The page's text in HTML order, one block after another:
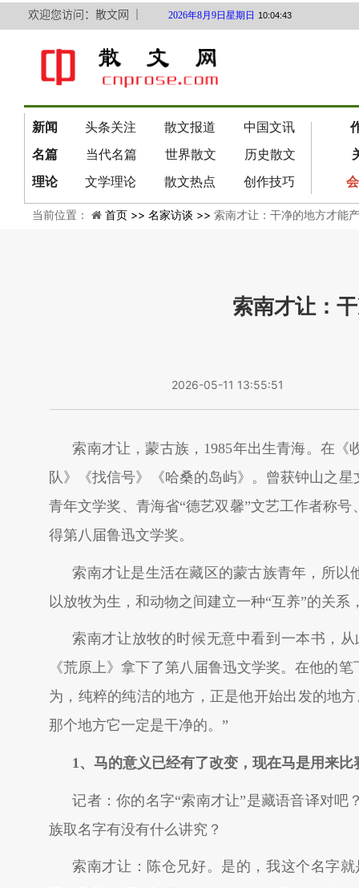
欢迎您访问：散文网 ｜
新闻 头条关注 散文报道 中国文讯
名篇
当代名篇 世界散文 历史散文
理论
文学理论 散文热点 创作技巧
2026年8月9日星期日 10:04:44
当前位置： 首页 >> 名家访谈 >> 索南才让：干净的地方才能
索南才让：
2026-05-11 13:55:51
索南才让，蒙古族，1985年出生青海。在
队》《找信号》《哈桑的岛屿》。曾获钟山之
青年文学奖、青海省“德艺双馨”文艺工作者称
得第八届鲁迅文学奖。
索南才让是生活在藏区的蒙古族青年，所以
以放牧为生，和动物之间建立一种“互养”的关系
索南才让放牧的时候无意中看到一本书，
《荒原上》拿下了第八届鲁迅文学奖。在他的
为，纯粹的纯洁的地方，正是他开始出发的地
那个地方它一定是干净的。”
1 、马的意义已经有了改变，现在马是用来
记者：你的名字“索南才让”是藏语音译对
族取名字有没有什么讲究？
索南才让：陈仓兄好。是的，我这个名字